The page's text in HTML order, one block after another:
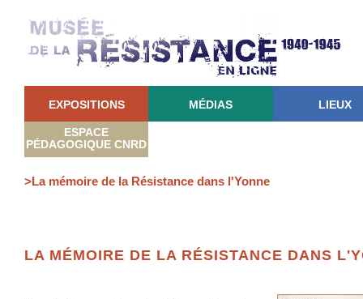
EXPOSITIONS MÉDIAS LIEUX
ESPACE
PÉDAGOGIQUE CNRD
>La mémoire de la Résistance dans l'Yonne
LA MÉMOIRE DE LA RÉSISTANCE DANS